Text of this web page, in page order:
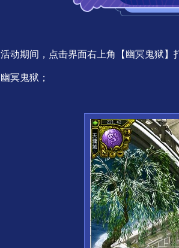
活动期间，点击界面右上角【幽冥鬼狱
幽冥鬼狱；